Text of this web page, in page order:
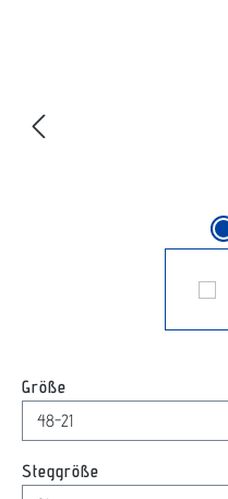
Größe
Steggröße